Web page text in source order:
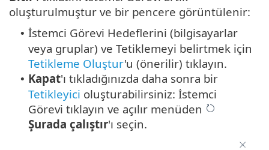
oluşturulmuştur ve bir pencere görüntülenir:
• İstemci Görevi Hedeflerini (bilgisayarlar
veya gruplar) ve Tetiklemeyi belirtmek için
Tetikleme Oluştur'u (önerilir) tıklayın.
• Kapat'ı tıkladığınızda daha sonra bir
Tetikleyici oluşturabilirsiniz: İstemci
Görevi tıklayın ve açılır menüden
Şurada çalıştır'ı seçin.